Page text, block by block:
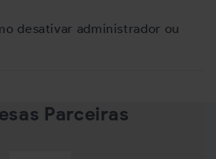
desativar administrador ou
Parceiras